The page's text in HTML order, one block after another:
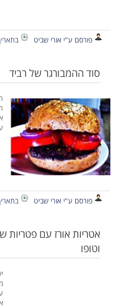
פורסם ע"י אורי שביט בתאריך
סוד ההמבורגר של רביד
פורסם ע"י אורי שביט בתאריך
אטריות אורז עם פטריות
וטופו